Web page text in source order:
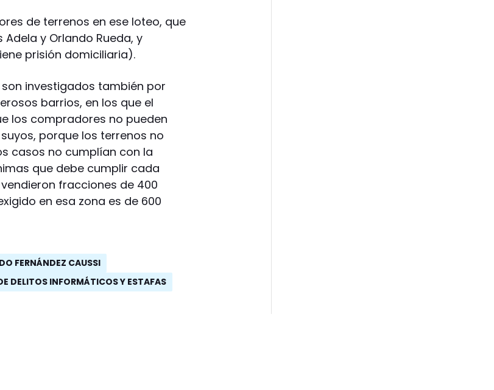
de terrenos en ese loteo, que
y Orlando Rueda, y
prisión domiciliaria).
investigados también por
barrios, en los que el
los compradores no pueden
porque los terrenos no
casos no cumplían con la
que debe cumplir cada
vendieron fracciones de 400
en esa zona es de 600
FERNÁNDEZ CAUSSI
DELITOS INFORMÁTICOS Y ESTAFAS